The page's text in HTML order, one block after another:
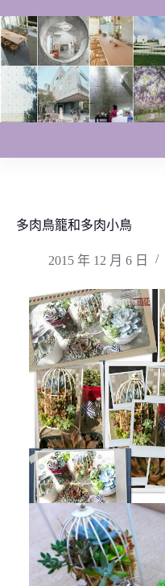
至
主
要
內
容
多肉鳥籠和多肉小鳥
2015 年 12 月 6 日